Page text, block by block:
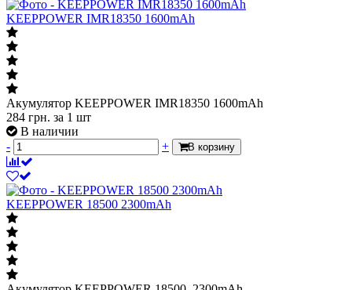
KEEPPOWER IMR18350 1600mAh
Акумулятор KEEPPOWER IMR18350 1600mAh
284грн.за 1 шт
В наличии
-
KEEPPOWER 18500 2300mAh
Акумулятор KEEPPOWER 18500 2300mAh